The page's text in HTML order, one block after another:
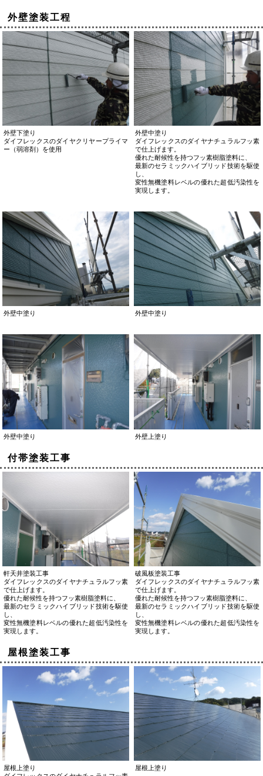
外壁塗装工程
外壁下塗り
ダイフレックスのダイヤクリヤープライマ
ー（弱溶剤）を使用
外壁中塗り
ダイフレックスのダイヤナチュラルフッ素
で仕上げます。
優れた耐候性を持つフッ素樹脂塗料に、
最新のセラミックハイブリッド技術を駆使
し、
変性無機塗料レベルの優れた超低汚染性を
実現します。
外壁中塗り 外壁中塗り
外壁中塗り 外壁上塗り
付帯塗装工事
軒天井塗装工事
ダイフレックスのダイヤナチュラルフッ素
で仕上げます。
優れた耐候性を持つフッ素樹脂塗料に、
最新のセラミックハイブリッド技術を駆使
し、
変性無機塗料レベルの優れた超低汚染性を
実現します。
破風板塗装工事
ダイフレックスのダイヤナチュラルフッ素
で仕上げます。
優れた耐候性を持つフッ素樹脂塗料に、
最新のセラミックハイブリッド技術を駆使
し、
変性無機塗料レベルの優れた超低汚染性を
実現します。
屋根塗装工事
屋根上塗り
屋根上塗り